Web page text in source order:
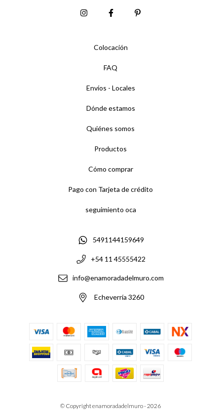
Colocación
FAQ
Envíos - Locales
Dónde estamos
Quiénes somos
Productos
Cómo comprar
Pago con Tarjeta de crédito
seguimiento oca
5491144159649
+54 11 45555422
info@enamoradadelmuro.com
Echeverría 3260
© Copyright enamoradadelmuro - 2026